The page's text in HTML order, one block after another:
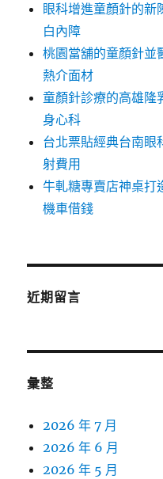
眼科增進童顏針的
白內障
桃園當舖的童顏針並
熱介面材
童顏針診療的高雄隆
身心科
台北票貼經典台南眼
射費用
牛軋糖專賣店神桌打
機車借錢
近期留言
彙整
2026 年 7 月
2026 年 6 月
2026 年 5 月